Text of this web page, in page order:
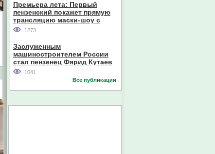
Премьера лета: Первый
пензенский покажет прямую
трансляцию маски-шоу с
участием компании из Южной
1273
Заслуженным
машиностроителем России
стал пензенец Фярид Кутаев
1041
Все публикации